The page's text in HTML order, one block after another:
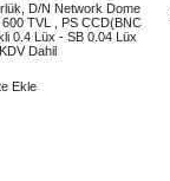
D/N Network Dome
TVL , PS CCD(BNC
0.4 Lüx - SB 0.04 Lüx
Dahil
Ekle